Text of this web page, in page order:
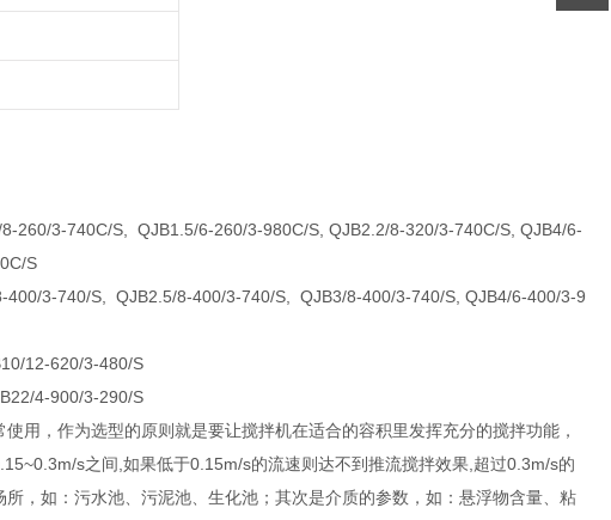
260/3-740C/S, QJB1.5/6-260/3-980C/S, QJB2.2/8-320/3-740C/S, QJB4/6-
S
400/3-740/S, QJB2.5/8-400/3-740/S, QJB3/8-400/3-740/S, QJB4/6-400/3-9
12-620/3-480/S
4-900/3-290/S
用，作为选型的原则就是要让搅拌机在适合的容积里发挥充分的搅拌功能，
s之间,如果低于0.15m/s的流速则达不到推流搅拌效果,超过0.3m/s的
，如：污水池、污泥池、生化池；其次是介质的参数，如：悬浮物含量、粘